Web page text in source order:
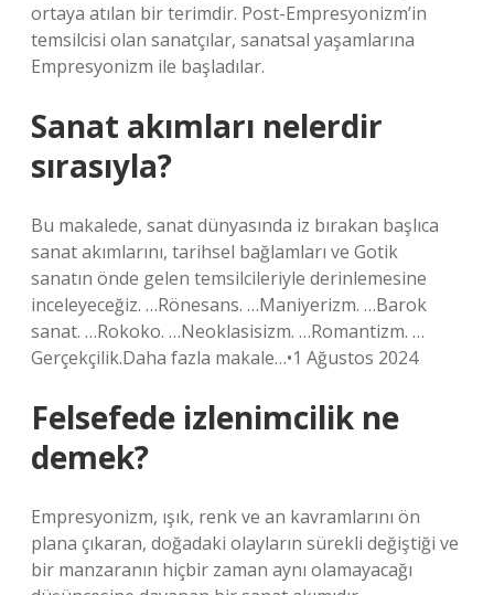
ortaya atılan bir terimdir. Post-Empresyonizm’in
temsilcisi olan sanatçılar, sanatsal yaşamlarına
Empresyonizm ile başladılar.
Sanat akımları nelerdir
sırasıyla?
Bu makalede, sanat dünyasında iz bırakan başlıca
sanat akımlarını, tarihsel bağlamları ve Gotik
sanatın önde gelen temsilcileriyle derinlemesine
inceleyeceğiz. …Rönesans. …Maniyerizm. …Barok
sanat. …Rokoko. …Neoklasisizm. …Romantizm. …
Gerçekçilik.Daha fazla makale…•1 Ağustos 2024
Felsefede izlenimcilik ne
demek?
Empresyonizm, ışık, renk ve an kavramlarını ön
plana çıkaran, doğadaki olayların sürekli değiştiği ve
bir manzaranın hiçbir zaman aynı olamayacağı